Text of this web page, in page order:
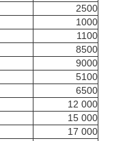
2500
1000
1100
8500
9000
5100
6500
12 000
15 000
17 000